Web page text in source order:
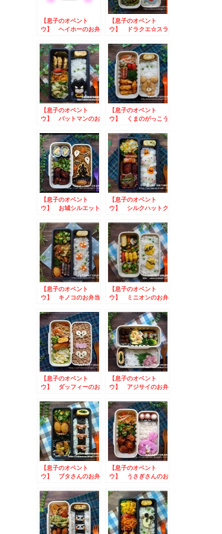
【息子のオベント
ウ】 ヘイホーのお弁
【息子のオベント
ウ】 ドラクエ☆スラ
【息子のオベント
ウ】 バットマンのお
【息子のオベント
ウ】 くまのがっこう
【息子のオベント
ウ】 お城シルエット
【息子のオベント
ウ】 シルクハットク
【息子のオベント
ウ】 キノコのお弁当
【息子のオベント
ウ】 ミニオンのお弁
【息子のオベント
ウ】 ダッフィーのお
【息子のオベント
ウ】 アジサイのお弁
【息子のオベント
ウ】 ブタさんのお弁
【息子のオベント
ウ】 うさぎさんのお